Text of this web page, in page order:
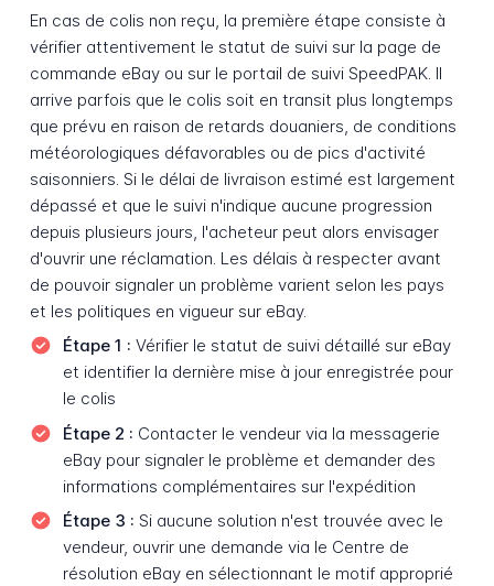
En cas de colis non reçu, la première étape consiste à
vérifier attentivement le statut de suivi sur la page de
commande eBay ou sur le portail de suivi SpeedPAK. Il
arrive parfois que le colis soit en transit plus longtemps
que prévu en raison de retards douaniers, de conditions
météorologiques défavorables ou de pics d'activité
saisonniers. Si le délai de livraison estimé est largement
dépassé et que le suivi n'indique aucune progression
depuis plusieurs jours, l'acheteur peut alors envisager
d'ouvrir une réclamation. Les délais à respecter avant
de pouvoir signaler un problème varient selon les pays
et les politiques en vigueur sur eBay.
Étape 1 : Vérifier le statut de suivi détaillé sur eBay
et identifier la dernière mise à jour enregistrée pour
le colis
Étape 2 : Contacter le vendeur via la messagerie
eBay pour signaler le problème et demander des
informations complémentaires sur l'expédition
Étape 3 : Si aucune solution n'est trouvée avec le
vendeur, ouvrir une demande via le Centre de
résolution eBay en sélectionnant le motif approprié